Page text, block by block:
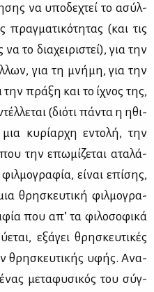
να υπο­δε­χτεί το ασύλ­
(και τις
το δια­χει­ρι­στεί), για την
για τη μνή­μη, για την
την πρά­ξη και το ίχνος της,
(διό­τι πά­ντα η ηθι­
κυ­ρί­αρ­χη εντο­λή, την
την επω­μί­ζε­ται ατα­λά­
εί­ναι επί­σης,
θρη­σκευ­τι­κή φιλ­μο­γρα­
που απ’ τα φι­λο­σο­φι­κά
εξά­γει θρη­σκευ­τι­κές
θρη­σκευ­τι­κής υφής. Ανα­
με­τα­φυ­σι­κός του σύγ­